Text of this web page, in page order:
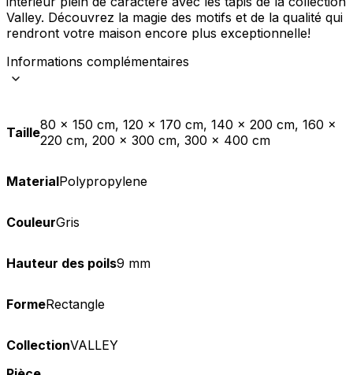
Valley. Découvrez la magie des motifs et de la qualité qui
rendront votre maison encore plus exceptionnelle!
Informations complémentaires
Taille80 x 150 cm, 120 x 170 cm, 140 x 200 cm, 160 x
220 cm, 200 x 300 cm, 300 x 400 cm
MaterialPolypropylene
CouleurGris
Hauteur des poils9 mm
FormeRectangle
CollectionVALLEY